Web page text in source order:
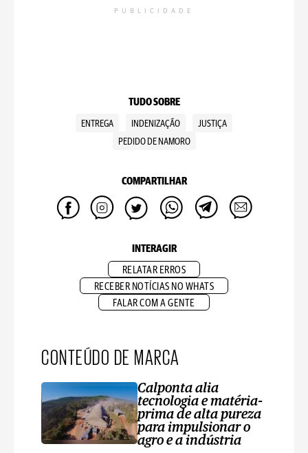
PUBLICIDADE
TUDO SOBRE
ENTREGA INDENIZAÇÃO
JUSTIÇA
PEDIDO DE NAMORO
COMPARTILHAR
INTERAGIR
RELATAR ERROS
RECEBER NOTÍCIAS NO WHATS
FALAR COM A GENTE
CONTEÚDO DE MARCA
Calponta alia
tecnologia e matéria-
prima de alta pureza
para impulsionar o
agro e a indústria